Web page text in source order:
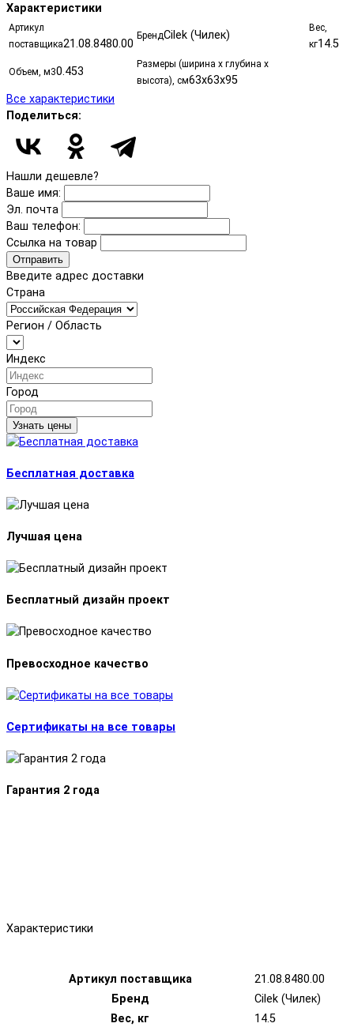
Характеристики
Артикул
поставщика21.08.8480.00
БрендCilek (Чилек)
Вес,
кг14.5
Объем, м30.453
Размеры (ширина х глубина х
высота), см63x63x95
Все характеристики
Поделиться:
Нашли дешевле?
Ваше имя:
Эл. почта
Ваш телефон:
Ссылка на товар
Отправить
Введите адрес доставки
Страна
Регион / Область
Индекс
Город
Узнать цены
Бесплатная доставка
Лучшая цена
Бесплатный дизайн проект
Превосходное качество
Сертификаты на все товары
Гарантия 2 года
Характеристики
Артикул поставщика
21.08.8480.00
Бренд
Cilek (Чилек)
Вес, кг
14.5